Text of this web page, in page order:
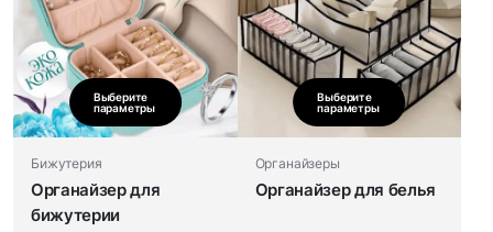
Выберите
параметры
Бижутерия
Органайзер для
бижутерии
Выберите
параметры
Органайзеры
Органайзер для белья